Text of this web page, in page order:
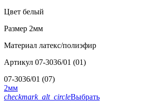
Цвет белый
Размер 2мм
Материал латекс/полиэфир
Артикул 07-3036/01 (01)
07-3036/01 (07)
2мм
checkmark_alt_circleВыбрать